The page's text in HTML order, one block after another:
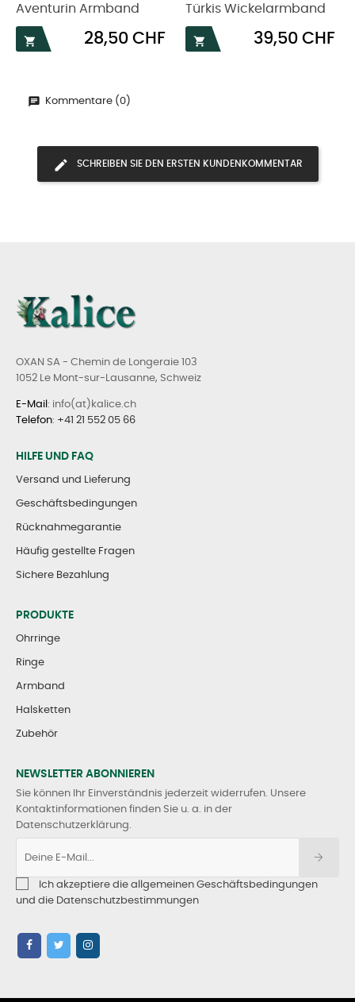
Aventurin Armband

Preis
28,50 CHF
Türkis Wickelarmband

Preis
39,50 CHF
Kommentare (0)
SCHREIBEN SIE DEN ERSTEN KUNDENKOMMENTAR
OXAN SA - Chemin de Longeraie 103
1052 Le Mont-sur-Lausanne, Schweiz
E-Mail : info(at)kalice.ch
Telefon: +41 21 552 05 66
HILFE UND FAQ
Versand und Lieferung
Geschäftsbedingungen
Rücknahmegarantie
Häufig gestellte Fragen
Sichere Bezahlung
PRODUKTE
Ohrringe
Ringe
Armband
Halsketten
Zubehör
NEWSLETTER ABONNIEREN
Sie können Ihr Einverständnis jederzeit widerrufen. Unsere
Kontaktinformationen finden Sie u. a. in der
Datenschutzerklärung.
Ich akzeptiere die allgemeinen Geschäftsbedingungen
und die Datenschutzbestimmungen